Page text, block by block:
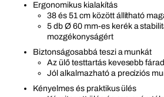
Ergonomikus kialakítás
38 és 51 cm között állítható
5 db Ø 60 mm-es kerék a
mozgékonyságért
Biztonságosabbá teszi a munkát
Az ülő testtartás kevesebb
Jól alkalmazható a precíziós
Kényelmes és praktikus ülés